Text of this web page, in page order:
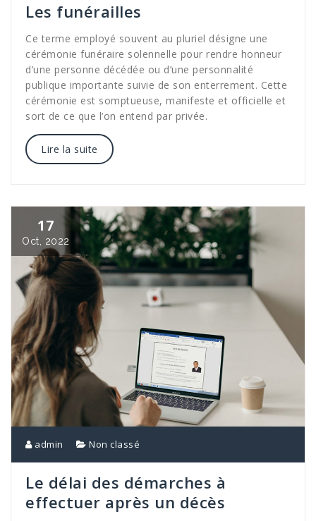
Les funérailles
Ce terme employé souvent au pluriel désigne une
cérémonie funéraire solennelle pour rendre honneur
d’une personne décédée ou d’une personnalité
publique importante suivie de son enterrement. Cette
cérémonie est somptueuse, manifeste et officielle et
sort de ce que l’on entend par privée.
Lire la suite
17
Oct, 2022
admin Non classé
Le délai des démarches à
effectuer après un décès